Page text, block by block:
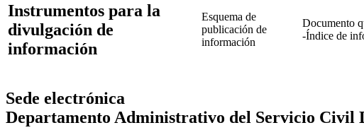
Instrumentos para la
divulgación de
información
Esquema de
publicación de
información
Documento
-Índice de
Sede electrónica
Departamento Administrativo del Servicio Civil